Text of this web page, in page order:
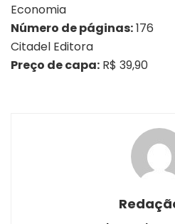
Economia
Número de páginas:176
Citadel Editora
Preço de capa: R$ 39,90